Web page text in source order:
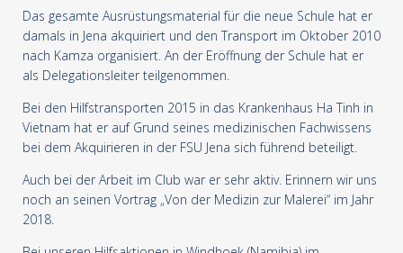
Das gesamte Ausrüstungsmaterial für die neue Schule hat er
damals in Jena akquiriert und den Transport im Oktober 2010
nach Kamza organisiert. An der Eröffnung der Schule hat er
als Delegationsleiter teilgenommen.
Bei den Hilfstransporten 2015 in das Krankenhaus Ha Tinh in
Vietnam hat er auf Grund seines medizinischen Fachwissens
bei dem Akquirieren in der FSU Jena sich führend beteiligt.
Auch bei der Arbeit im Club war er sehr aktiv. Erinnern wir uns
noch an seinen Vortrag „Von der Medizin zur Malerei“ im Jahr
2018.